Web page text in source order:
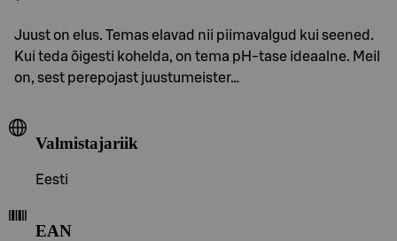
Juust on elus. Temas elavad nii piimavalgud kui seened.
Kui teda õigesti kohelda, on tema pH-tase ideaalne. Meil
on, sest perepojast juustumeister…
Valmistajariik
Eesti
EAN